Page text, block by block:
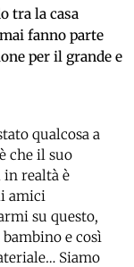
tra la casa
fanno parte
per il grande e
qualcosa a
che il suo
in realtà è
amici
su questo,
e così
Siamo